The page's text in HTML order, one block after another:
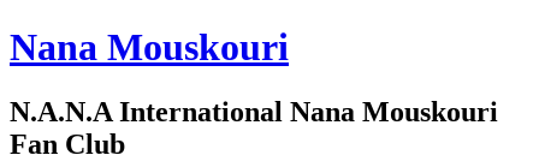
Nana Mouskouri
N.A.N.A International Nana Mouskouri
Fan Club